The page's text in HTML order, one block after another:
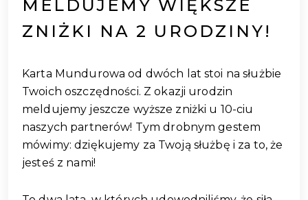
MELDUJEMY WIĘKSZE
ZNIŻKI NA 2 URODZINY!
Karta Mundurowa od dwóch lat stoi na służbie
Twoich oszczędności. Z okazji urodzin
meldujemy jeszcze wyższe zniżki u 10-ciu
naszych partnerów! Tym drobnym gestem
mówimy: dziękujemy za Twoją służbę i za to, że
jesteś z nami!